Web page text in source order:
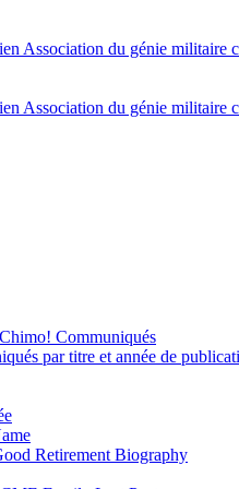
Association du génie militaire
Association du génie militaire
Chimo! Communiqués
par titre et année de
Retirement Biography